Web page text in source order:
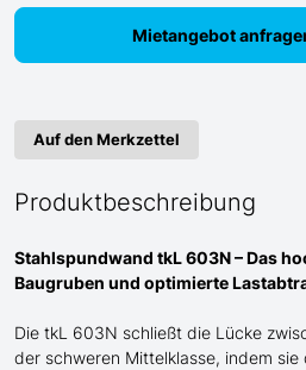
Mietangebot
Auf den Merkzettel
Produktbeschreibung
Stahlspundwand tkL 603N – Das
Baugruben und optimierte
Die tkL 603N schließt die Lücke
der schweren Mittelklasse, indem